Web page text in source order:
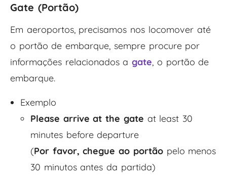
Gate (Portão)
Em aeroportos, precisamos nos locomover até
o portão de embarque, sempre procure por
informações relacionados agate, o portão de
embarque.
Exemplo
Please arrive at the gate at least 30
minutes before departure
(Por favor, chegue ao portãopelo menos
30 minutos antes da partida)